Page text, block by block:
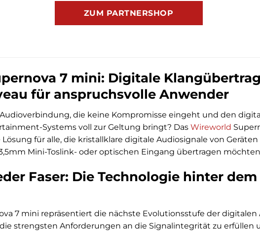
ZUM PARTNERSHOP
7 mini: Digitale
für anspruchsvolle Anwender
die keine Kompromisse eingeht und den
Systems voll zur Geltung bringt? Das Wireworld
für alle, die kristallklare digitale Audiosignale von
Mini-Toslink- oder optischen Eingang übertragen
Faser: Die Technologie hinter
7 mini repräsentiert die nächste Evolutionsstufe der
strengsten Anforderungen an die Signalintegrität zu erfüllen